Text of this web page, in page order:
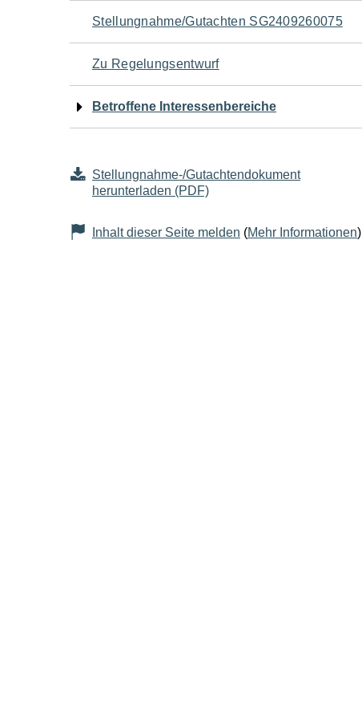
Navigation
für
den
Seiteninhalt
Stellungnahme/Gutachten SG2409260075
Zu Regelungsentwurf
Betroffene Interessenbereiche
Stellungnahme-/Gutachtendokument
herunterladen (PDF)
Inhalt dieser Seite melden (Mehr Informationen)